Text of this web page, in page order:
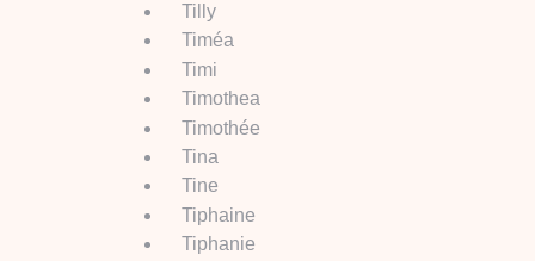
Tilly
Timéa
Timi
Timothea
Timothée
Tina
Tine
Tiphaine
Tiphanie